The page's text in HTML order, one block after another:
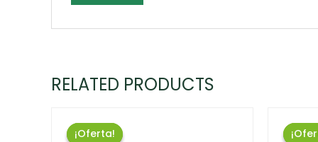
RELATED PRODUCTS
¡Oferta!
¡Oferta!